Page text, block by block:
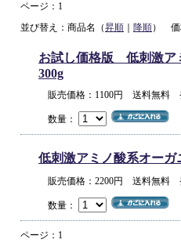
ページ：1
並び替え：商品名（昇順 降順） 価
お試し価格版 低刺激ア
300g
販売価格：1100円 送料無料
数量：
低刺激アミノ酸系オーガ
販売価格：2200円 送料無料
数量：
ページ：1